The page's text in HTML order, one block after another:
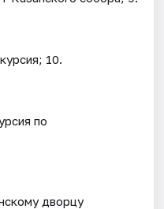
10.
по
дворцу